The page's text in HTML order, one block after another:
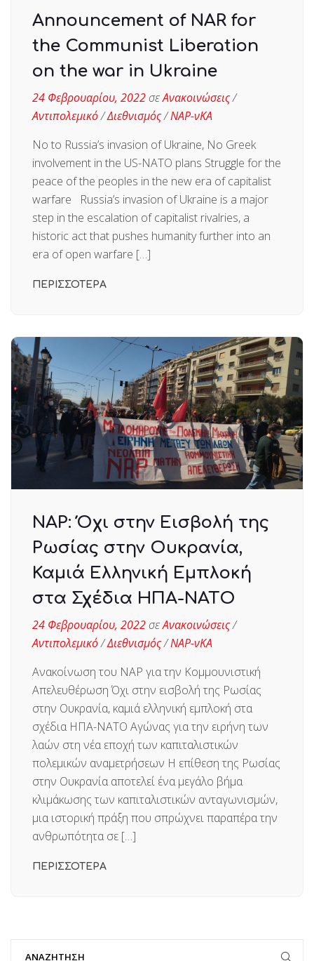
Announcement of NAR for
the Communist Liberation
on the war in Ukraine
24 Φεβρουαρίου, 2022σεΑνακοινώσεις/
Αντιπολεμικό/Διεθνισμός/ΝΑΡ-νΚΑ
No to Russia’s invasion of Ukraine, No Greek
involvement in the US-NATO plans Struggle for the
peace of the peoples in the new era of capitalist
warfare Russia’s invasion of Ukraine is a major
step in the escalation of capitalist rivalries, a
historic act that pushes humanity further into an
era of open warfare […]
ΠΕΡΙΣΣΟΤΕΡΑ
ΝΑΡ: Όχι στην Εισβολή της
Ρωσίας στην Ουκρανία,
Καμιά Ελληνική Εμπλοκή
στα Σχέδια ΗΠΑ-ΝΑΤΟ
24 Φεβρουαρίου, 2022σεΑνακοινώσεις/
Αντιπολεμικό/Διεθνισμός/ΝΑΡ-νΚΑ
Aνακοίνωση του ΝΑΡ για την Κομμουνιστική
Απελευθέρωση Όχι στην εισβολή της Ρωσίας
στην Ουκρανία, καμιά ελληνική εμπλοκή στα
σχέδια ΗΠΑ-ΝΑΤΟ Αγώνας για την ειρήνη των
λαών στη νέα εποχή των καπιταλιστικών
πολεμικών αναμετρήσεων Η επίθεση της Ρωσίας
στην Ουκρανία αποτελεί ένα μεγάλο βήμα
κλιμάκωσης των καπιταλιστικών ανταγωνισμών,
μια ιστορική πράξη που σπρώχνει παραπέρα την
ανθρωπότητα σε […]
ΠΕΡΙΣΣΟΤΕΡΑ